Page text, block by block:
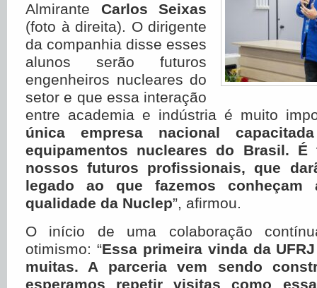
Almirante Carlos Seixas
(foto à direita). O dirigente
da companhia disse esses
alunos serão futuros
engenheiros nucleares do
setor e que essa interação
entre academia e indústria é muito
única empresa nacional
equipamentos nucleares do Brasil. É
nossos futuros profissionais, que
legado ao que fazemos conheçam
qualidade da Nuclep”, afirmou.
O início de uma colaboração
otimismo: “Essa primeira vinda da
muitas. A parceria vem sendo
esperamos repetir visitas como